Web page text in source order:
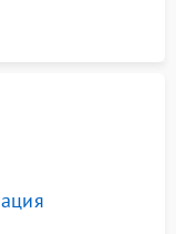
поврежденной